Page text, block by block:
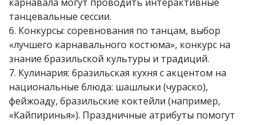
танцевальные сессии.
6. Конкурсы: соревнования по танцам, выбор
«лучшего карнавального костюма», конкурс на
знание бразильской культуры и традиций.
7. Кулинария: бразильская кухня с акцентом на
национальные блюда: шашлыки (чураско),
фейжоаду, бразильские коктейли (например,
«Кайпиринья»). Праздничные атрибуты помогут